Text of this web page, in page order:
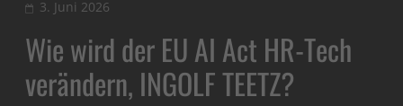
3. Juni 2026
Wie wird der EU AI Act HR-Tech
verändern, INGOLF TEETZ?